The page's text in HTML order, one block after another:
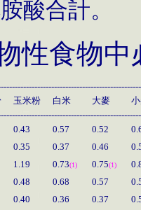
酸合計。
性食物中
玉米粉 白米 大麥
0.43 0.57 0.52
0.35 0.37 0.46
1.19 0.73(1) 0.75(1)
0.48 0.68 0.57
0.40 0.36 0.37